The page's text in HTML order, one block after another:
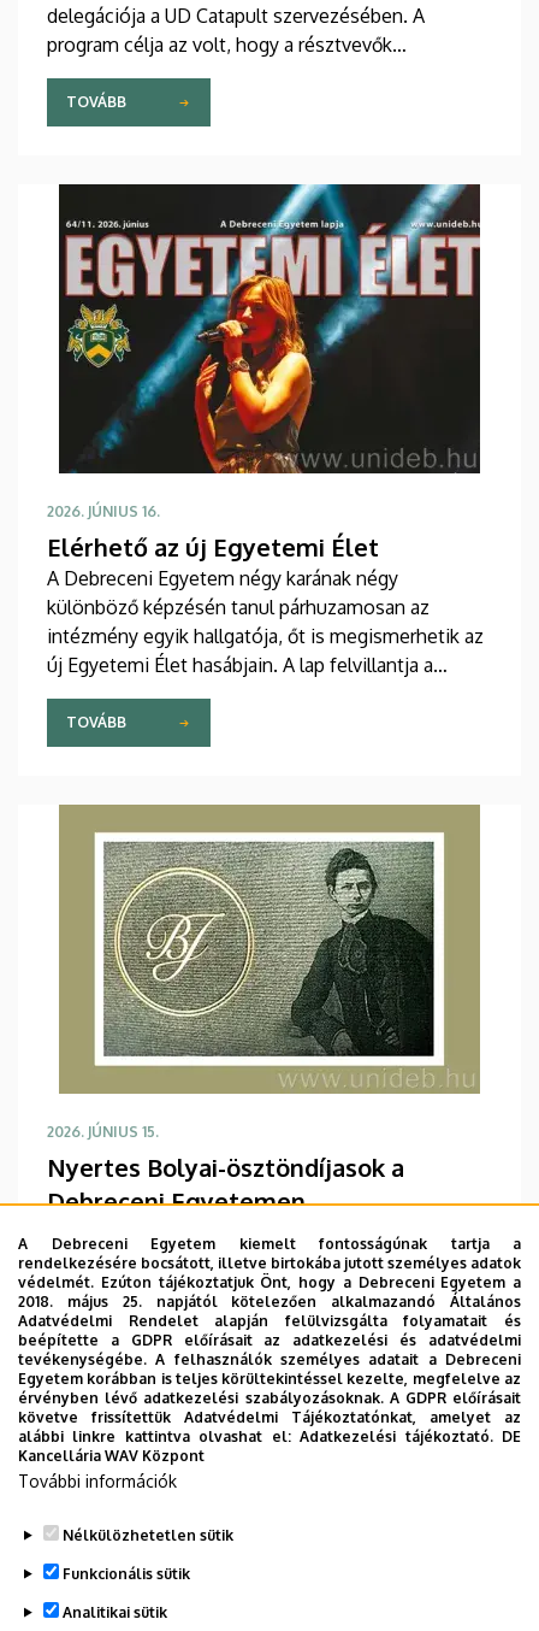
delegációja a UD Catapult szervezésében. A
program célja az volt, hogy a résztvevők
áttekintsék az egyetem különböző karainak
kompetenciáit, valamint feltérképezzék az
együttműködés lehetséges területeit.
TOVÁBB
2026. JÚNIUS 16.
Elérhető az új Egyetemi Élet
A Debreceni Egyetem négy karának négy
különböző képzésén tanul párhuzamosan az
intézmény egyik hallgatója, őt is megismerhetik az
új Egyetemi Élet hasábjain. A lap felvillantja a
kortárs könnyűzene alapképzési szak első végzős
évfolyamának diplomakoncertjét, valamint az Éjféli
koncertet is a Zeneművészeti Karon.
TOVÁBB
2026. JÚNIUS 15.
Nyertes Bolyai-ösztöndíjasok a
Debreceni Egyetemen
Tudományos munkájuk támogatásához a
Debreceni Egyetem 13 fiatal kutatója nyerte el idén
a Magyar Tudományos Akadémia (MTA) Bolyai
János Kutatási Ösztöndíját. Az oklevelet
hagyományosan a szeptemberi Bolyai-napon
vehetik át a nyertesek.
TOVÁBB
Jelenlegi
oldal
Oldal
A Debreceni Egyetem kiemelt fontosságúnak tartja a
rendelkezésére bocsátott, illetve birtokába jutott személyes adatok
védelmét. Ezúton tájékoztatjuk Önt, hogy a Debreceni Egyetem a
2018. május 25. napjától kötelezően alkalmazandó Általános
Adatvédelmi Rendelet alapján felülvizsgálta folyamatait és
beépítette a GDPR előírásait az adatkezelési és adatvédelmi
tevékenységébe. A felhasználók személyes adatait a Debreceni
Egyetem korábban is teljes körültekintéssel kezelte, megfelelve az
érvényben lévő adatkezelési szabályozásoknak. A GDPR előírásait
követve frissítettük Adatvédelmi Tájékoztatónkat, amelyet az
alábbi linkre kattintva olvashat el:Adatkezelési tájékoztató. DE
Kancellária WAV Központ
További információk
Nélkülözhetetlen sütik
Funkcionális sütik
Analitikai sütik